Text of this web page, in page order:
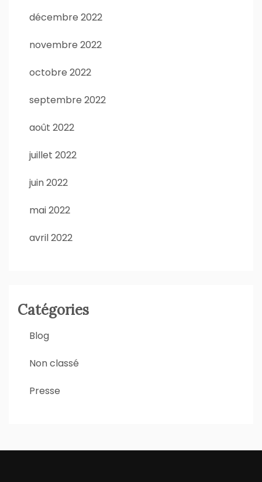
décembre 2022
novembre 2022
octobre 2022
septembre 2022
août 2022
juillet 2022
juin 2022
mai 2022
avril 2022
Catégories
Blog
Non classé
Presse